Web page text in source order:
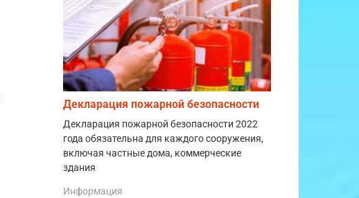
Декларация пожарной безопасности
Декларация пожарной безопасности 2022
года обязательна для каждого сооружения,
включая частные дома, коммерческие
здания
Информация